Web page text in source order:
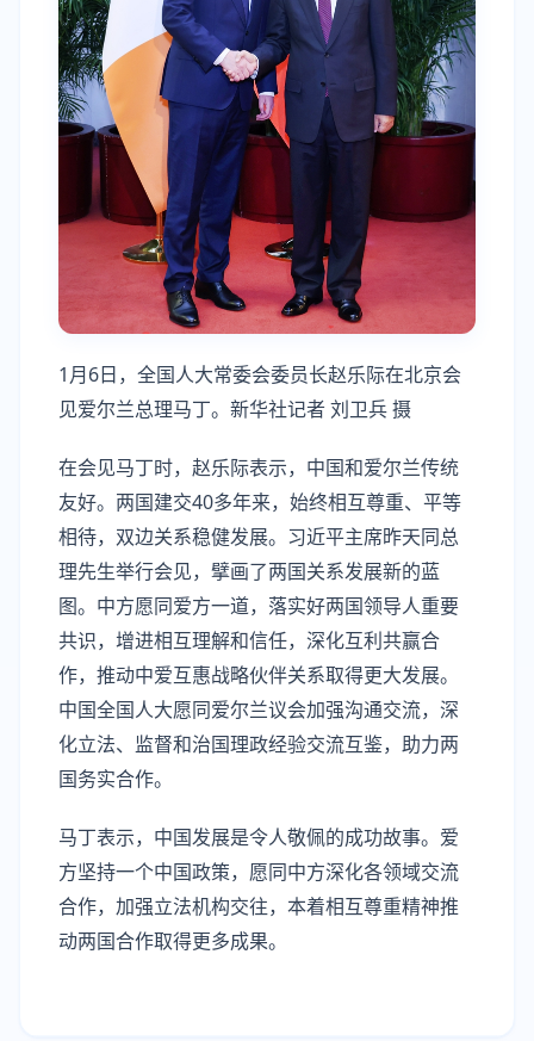
1月6日，全国人大常委会委员长赵乐际在北京会
见爱尔兰总理马丁。新华社记者 刘卫兵 摄
在会见马丁时，赵乐际表示，中国和爱尔兰传统
友好。两国建交40多年来，始终相互尊重、平等
相待，双边关系稳健发展。习近平主席昨天同总
理先生举行会见，擘画了两国关系发展新的蓝
图。中方愿同爱方一道，落实好两国领导人重要
共识，增进相互理解和信任，深化互利共赢合
作，推动中爱互惠战略伙伴关系取得更大发展。
中国全国人大愿同爱尔兰议会加强沟通交流，深
化立法、监督和治国理政经验交流互鉴，助力两
国务实合作。
马丁表示，中国发展是令人敬佩的成功故事。爱
方坚持一个中国政策，愿同中方深化各领域交流
合作，加强立法机构交往，本着相互尊重精神推
动两国合作取得更多成果。